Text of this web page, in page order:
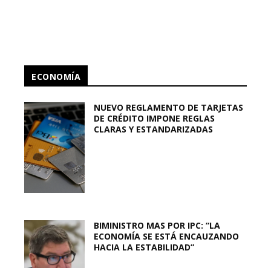
ECONOMÍA
NUEVO REGLAMENTO DE TARJETAS
DE CRÉDITO IMPONE REGLAS
CLARAS Y ESTANDARIZADAS
BIMINISTRO MAS POR IPC: “LA
ECONOMÍA SE ESTÁ ENCAUZANDO
HACIA LA ESTABILIDAD”